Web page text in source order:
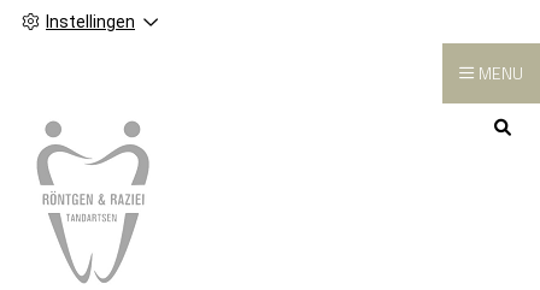
Instellingen
Hoofdmenu
MENU